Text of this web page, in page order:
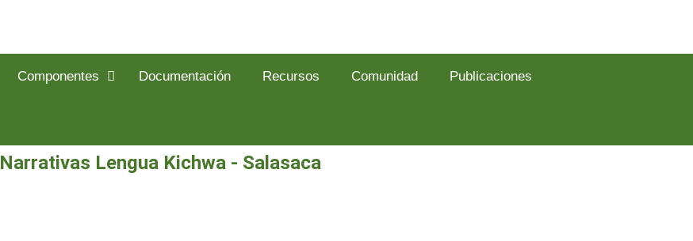
Componentes Documentación Recursos Comunidad Publicaciones
Narrativas Lengua Kichwa - Salasaca